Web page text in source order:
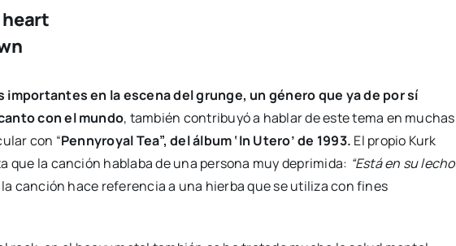
importantes en la escena del grunge, un género que ya de por sí
con el mundo, también contribuyó a hablar de este tema en muchas
con “Pennyroyal Tea”, del álbum ‘In Utero’ de 1993. El propio Kurk
que la canción hablaba de una persona muy deprimida: “Está en su lecho
canción hace referencia a una hierba que se utiliza con fines